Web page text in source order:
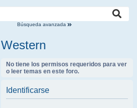
Búsqueda avanzada
Western
No tiene los permisos requeridos para ver
o leer temas en este foro.
Identificarse